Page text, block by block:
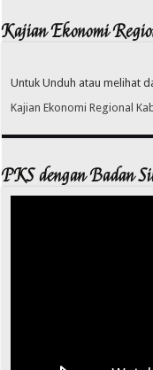
Kajian Ekonomi
Untuk Unduh atau melihat
Kajian Ekonomi Regional
PKS dengan Badan